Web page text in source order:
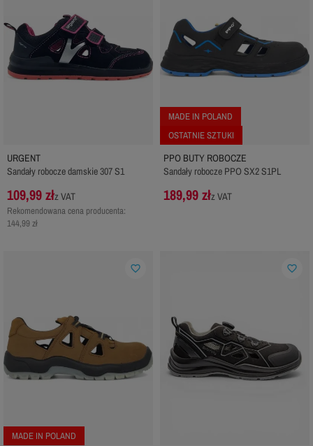
URGENT
Sandały robocze damskie 307 S1
109,99 złz VAT
Rekomendowana cena producenta:
144,99 zł
MADE IN POLAND
OSTATNIE SZTUKI
PPO BUTY ROBOCZE
Sandały robocze PPO SX2 S1PL
189,99 złz VAT
MADE IN POLAND
favorite_border favorite_border